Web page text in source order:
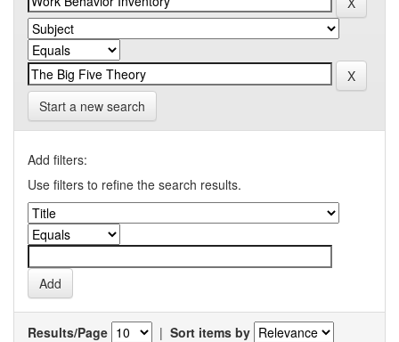
Start a new search
Add filters:
Use filters to refine the search results.
Results/Page | Sort items by